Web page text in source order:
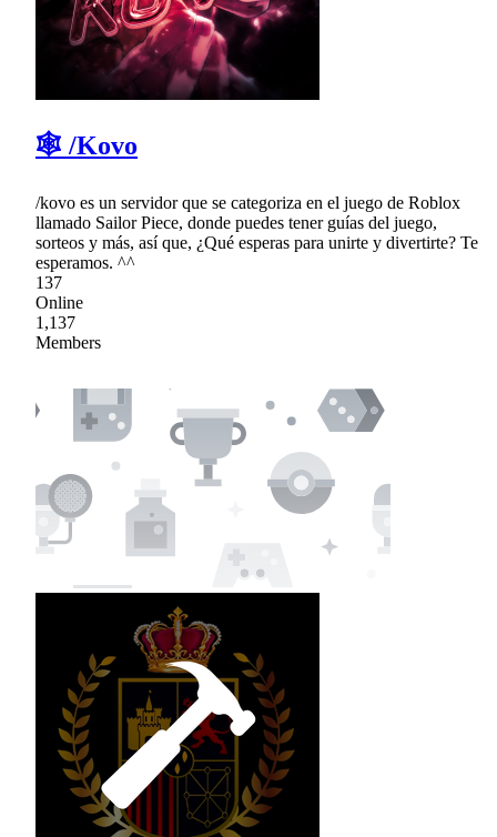
🕸 /Kovo
/kovo es un servidor que se categoriza en el juego de Roblox
llamado Sailor Piece, donde puedes tener guías del juego,
sorteos y más, así que, ¿Qué esperas para unirte y divertirte? Te
esperamos. ^^
137
Online
1,137
Members